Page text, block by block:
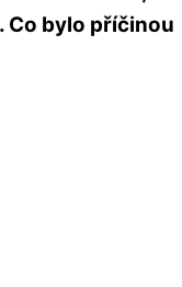
. Co bylo příčinou